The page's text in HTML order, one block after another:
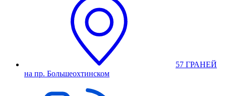
57 ГРАНЕЙ
на пр. Большеохтинском